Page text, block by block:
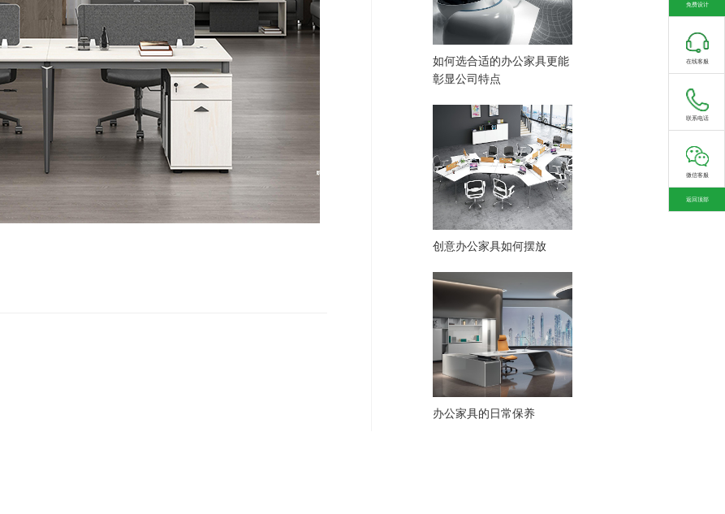
如何选合适的办公家具更能
彰显公司特点
创意办公家具如何摆放
办公家具的日常保养
免费设计
在线客服
联系电话
微信客服
返回顶部